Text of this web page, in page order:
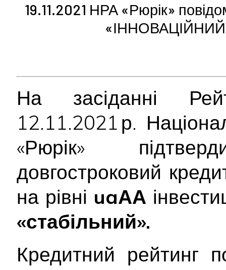
19.11.2021 НРА «Рюрік»
На засіданні
12.11.2021 р.
«Рюрік»
довгостроковий
на рівні uaАА
«стабільний».
Кредитний рейтинг